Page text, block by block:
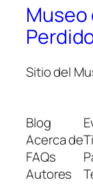
Museo
Sitio del
Blog
Acerca de
FAQs
Autores